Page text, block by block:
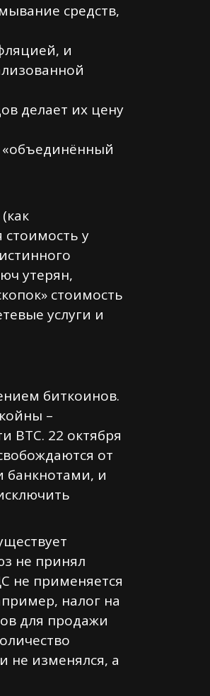
средств,
и
делает их цену
«объединённый
стоимость у
утерян,
стоимость
услуги и
биткоинов.
–
BTC. 22 октября
от
банкнотами, и
не принял
не применяется
налог на
для продажи
не изменялся, а